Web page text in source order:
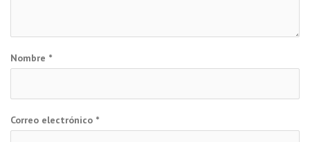
Nombre *
Correo electrónico *